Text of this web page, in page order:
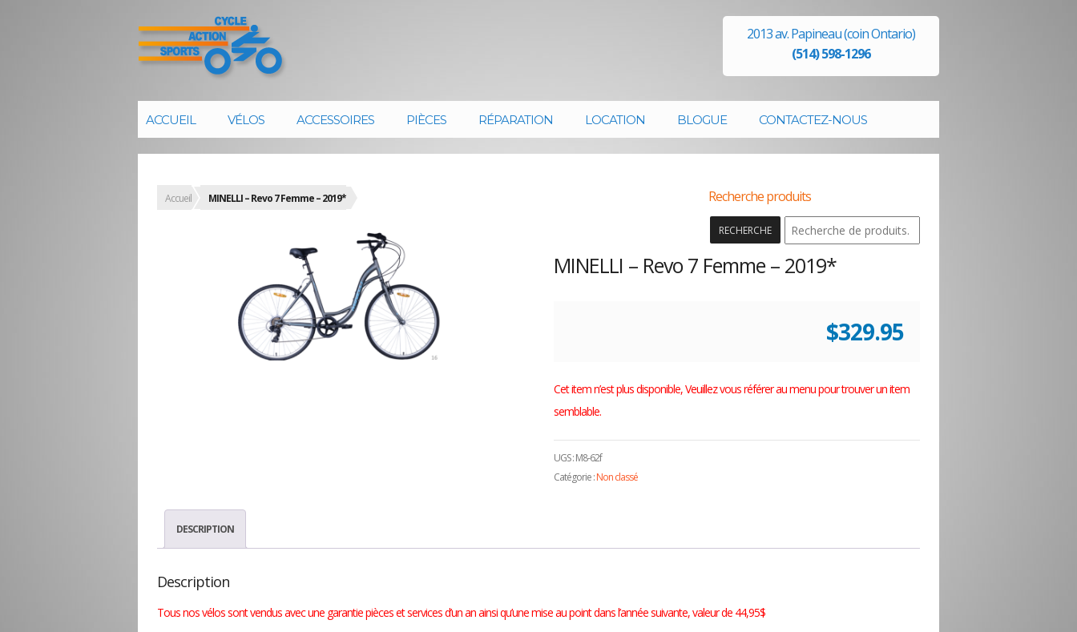
2013 av. Papineau (coin Ontario)
(514) 598-1296
ACCUEIL VÉLOS ACCESSOIRES PIÈCES RÉPARATION LOCATION BLOGUE CONTACTEZ-NOUS
Recherche produits
RECHERCHE
Accueil MINELLI – Revo 7 Femme – 2019*
MINELLI – Revo 7 Femme – 2019*
$329.95
Cet item n’est plus disponible, Veuillez vous référer au menu pour trouver un item
semblable.
UGS :M8-62f
Catégorie :Non classé
DESCRIPTION
Description
Tous nos vélos sont vendus avec une garantie pièces et services d’un an ainsi qu’une mise au point dans l’année suivante, valeur de 44,95$